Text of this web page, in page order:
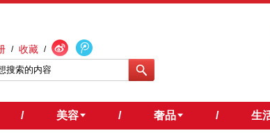
/ 收藏 /
/ 美容 / 奢品 / 生